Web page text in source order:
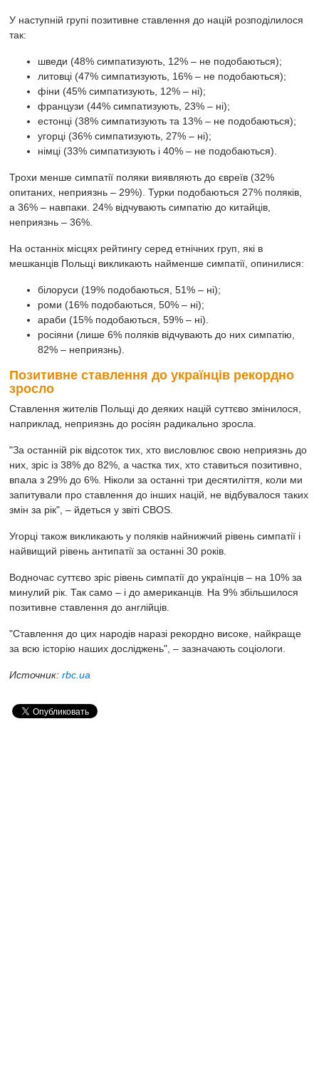
У наступній групі позитивне ставлення до націй розподілилося
так:
шведи (48% симпатизують, 12% – не подобаються);
литовці (47% симпатизують, 16% – не подобаються);
фіни (45% симпатизують, 12% – ні);
французи (44% симпатизують, 23% – ні);
естонці (38% симпатизують та 13% – не подобаються);
угорці (36% симпатизують, 27% – ні);
німці (33% симпатизують і 40% – не подобаються).
Трохи менше симпатії поляки виявляють до євреїв (32%
опитаних, неприязнь – 29%). Турки подобаються 27% поляків,
а 36% – навпаки. 24% відчувають симпатію до китайців,
неприязнь – 36%.
На останніх місцях рейтингу серед етнічних груп, які в
мешканців Польщі викликають найменше симпатії, опинилися:
білоруси (19% подобаються, 51% – ні);
роми (16% подобаються, 50% – ні);
араби (15% подобаються, 59% – ні).
росіяни (лише 6% поляків відчувають до них симпатію,
82% – неприязнь).
Позитивне ставлення до українців рекордно
зросло
Ставлення жителів Польщі до деяких націй суттєво змінилося,
наприклад, неприязнь до росіян радикально зросла.
"За останній рік відсоток тих, хто висловлює свою неприязнь до
них, зріс із 38% до 82%, а частка тих, хто ставиться позитивно,
впала з 29% до 6%. Ніколи за останні три десятиліття, коли ми
запитували про ставлення до інших націй, не відбувалося таких
змін за рік", – йдеться у звіті CBOS.
Угорці також викликають у поляків найнижчий рівень симпатії і
найвищий рівень антипатії за останні 30 років.
Водночас суттєво зріс рівень симпатії до українців – на 10% за
минулий рік. Так само – і до американців. На 9% збільшилося
позитивне ставлення до англійців.
"Ставлення до цих народів наразі рекордно високе, найкраще
за всю історію наших досліджень", – зазначають соціологи.
Источник: rbc.ua